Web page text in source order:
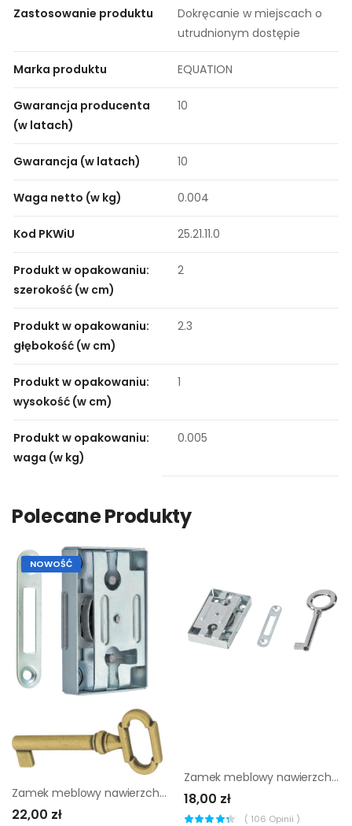
Zastosowanie produktu
Dokręcanie w miejscach o
utrudnionym dostępie
Marka produktu EQUATION
Gwarancja producenta
(w latach)
10
Gwarancja (w latach) 10
Waga netto (w kg) 0.004
Kod PKWiU 25.21.11.0
Produkt w opakowaniu:
szerokość (w cm)
2
Produkt w opakowaniu:
głębokość (w cm)
2.3
Produkt w opakowaniu:
wysokość (w cm)
1
Produkt w opakowaniu:
waga (w kg)
0.005
Polecane Produkty
NOWOŚĆ
Zamek meblowy nawierzchniowy 30 mm z kluczem
22,00 zł
Zamek meblowy nawierzchniowy 20 mm z kluczem
18,00 zł
( 106 Opinii )